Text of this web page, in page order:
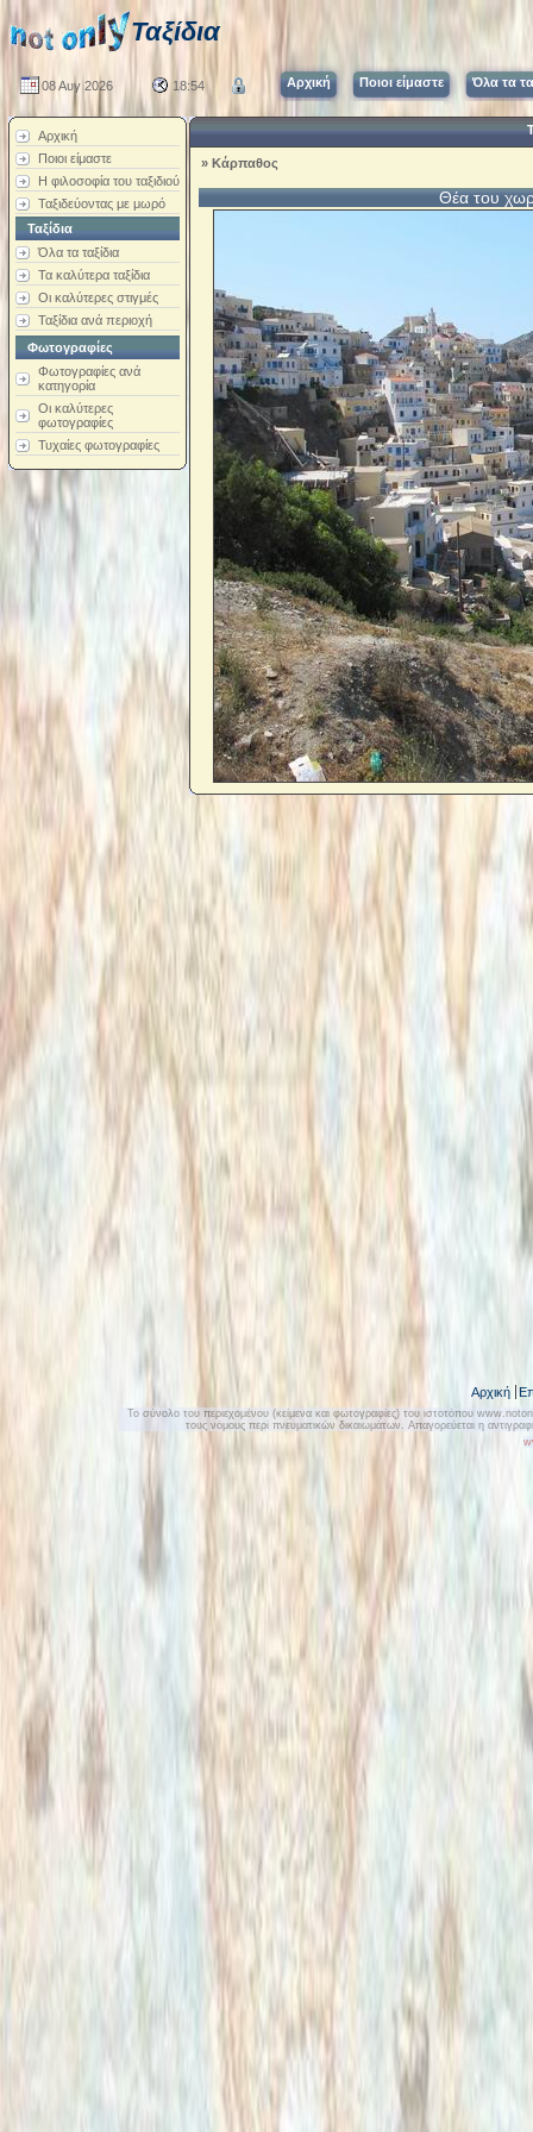
Ταξίδια
08 Αυγ 2026 18:54 Αρχική Ποιοι είμαστε Όλα τα
Αρχική
Ποιοι είμαστε
Η φιλοσοφία του ταξιδιού
Ταξιδεύοντας με μωρό
Ταξίδια
Όλα τα ταξίδια
Τα καλύτερα ταξίδια
Οι καλύτερες στιγμές
Ταξίδια ανά περιοχή
Φωτογραφίες
Φωτογραφίες ανά
κατηγορία
Οι καλύτερες
φωτογραφίες
Τυχαίες φωτογραφίες
» Κάρπαθος
Θέα του
Αρχική
Το σύνολο του περιεχομένου (κείμενα και φωτογραφίες) του ιστοτόπου
τους νόμους περί πνευματικών δικαιωμάτων. Απαγορεύεται η